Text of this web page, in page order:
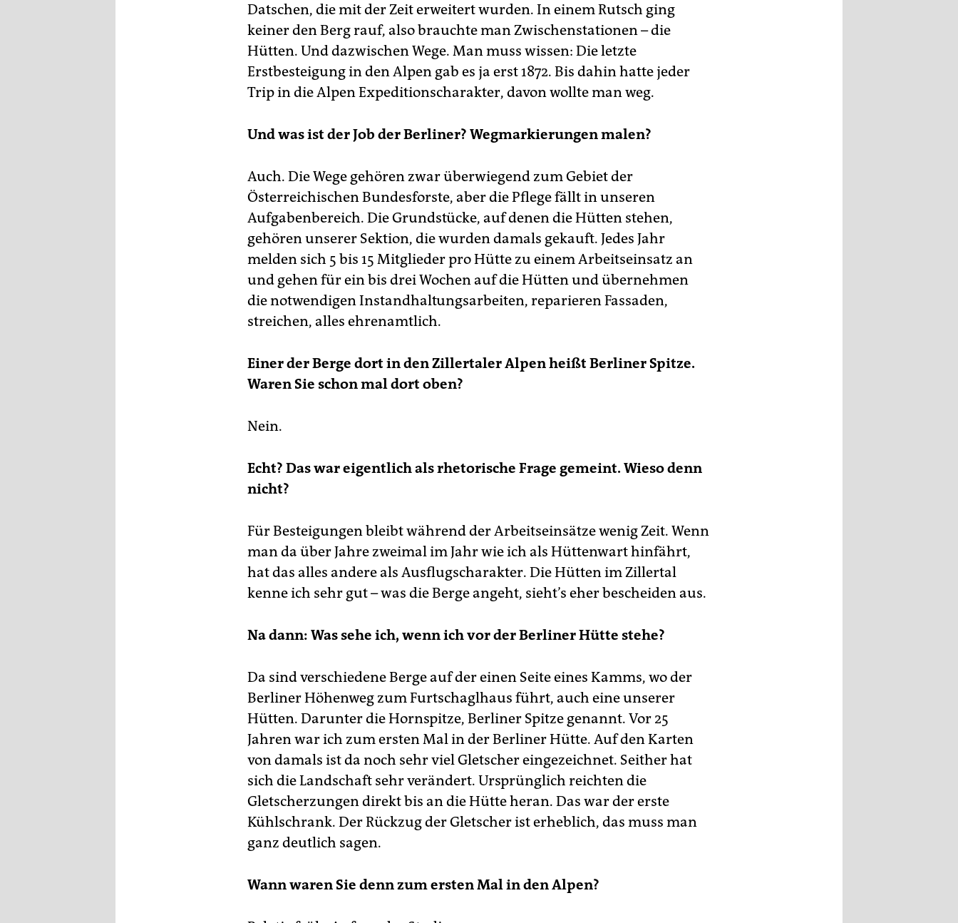
Datschen, die mit der Zeit erweitert wurden. In einem Rutsch ging
keiner den Berg rauf, also brauchte man Zwischenstationen – die
Hütten. Und dazwischen Wege. Man muss wissen: Die letzte
Erstbesteigung in den Alpen gab es ja erst 1872. Bis dahin hatte jeder
Trip in die Alpen Expeditionscharakter, davon wollte man weg.
Und was ist der Job der Berliner? Wegmarkierungen malen?
Auch. Die Wege gehören zwar überwiegend zum Gebiet der
Österreichischen Bundesforste, aber die Pflege fällt in unseren
Aufgabenbereich. Die Grundstücke, auf denen die Hütten stehen,
gehören unserer Sektion, die wurden damals gekauft. Jedes Jahr
melden sich 5 bis 15 Mitglieder pro Hütte zu einem Arbeitseinsatz an
und gehen für ein bis drei Wochen auf die Hütten und übernehmen
die notwendigen Instandhaltungsarbeiten, reparieren Fassaden,
streichen, alles ehrenamtlich.
Einer der Berge dort in den Zillertaler Alpen heißt Berliner Spitze.
Waren Sie schon mal dort oben?
Nein.
Echt? Das war eigentlich als rhetorische Frage gemeint. Wieso denn
nicht?
Für Besteigungen bleibt während der Arbeitseinsätze wenig Zeit. Wenn
man da über Jahre zweimal im Jahr wie ich als Hüttenwart hinfährt,
hat das alles andere als Ausflugscharakter. Die Hütten im Zillertal
kenne ich sehr gut – was die Berge angeht, sieht’s eher bescheiden aus.
Na dann: Was sehe ich, wenn ich vor der Berliner Hütte stehe?
Da sind verschiedene Berge auf der einen Seite eines Kamms, wo der
Berliner Höhenweg zum Furtschaglhaus führt, auch eine unserer
Hütten. Darunter die Hornspitze, Berliner Spitze genannt. Vor 25
Jahren war ich zum ersten Mal in der Berliner Hütte. Auf den Karten
von damals ist da noch sehr viel Gletscher eingezeichnet. Seither hat
sich die Landschaft sehr verändert. Ursprünglich reichten die
Gletscherzungen direkt bis an die Hütte heran. Das war der erste
Kühlschrank. Der Rückzug der Gletscher ist erheblich, das muss man
ganz deutlich sagen.
Wann waren Sie denn zum ersten Mal in den Alpen?